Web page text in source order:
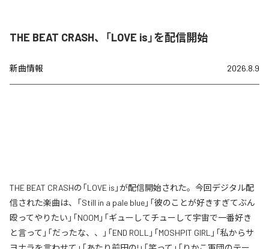
THE BEAT CRASH、「LOVE is」を配信開始
新曲情報 2026.8.9
THE BEAT CRASHの「LOVE is」が配信開始された。今回デジタル配
信された楽曲は、「Still in a pale blue」「彼のことが好きすぎてぶん
殴ってやりたい」「NOOM」「ギューしてチューして宇宙で一番好き
と言って」「だったな、、」「END ROLL」「MOSHPIT GIRL」「私からサ